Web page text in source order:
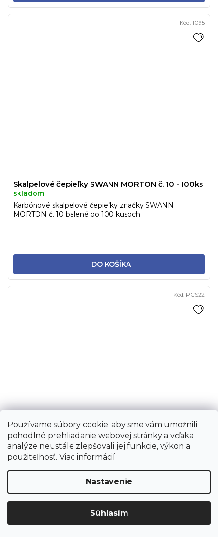
Používame súbory cookie, aby sme vám umožnili
pohodlné prehliadanie webovej stránky a vďaka
analýze neustále zlepšovali jej funkcie, výkon a
použiteľnosť. Viac informácií
Nastavenie
Súhlasím
Upozornenie: Z dôvodu sťahovania bude od 3. 8. do 12. 8. ZAVRETÉ
Skalpelové čepieľky SWANN MORTON č. 10 - 100ks
skladom
DO KOŠÍKA
Karbónové skalpelové čepieľky značky SWANN
MORTON č. 10 balené po 100 kusoch
Kód: 1095
Skalpelové čepieľky PARAMOUNT č. 22 - 100ks
Karbónové skalpelové čepieľky značky PARAMOUNT č.
22 balené po 100 kusoch
Kód: PCS22